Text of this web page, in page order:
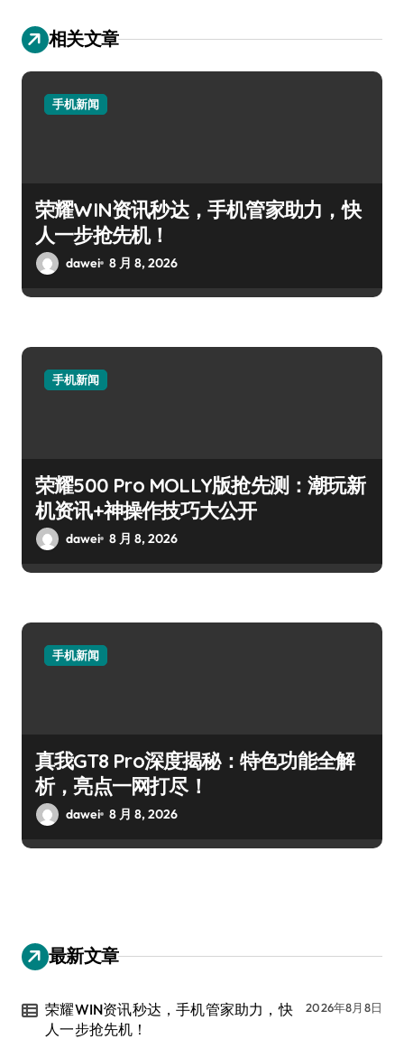
相关文章
手机新闻
荣耀WIN资讯秒达，手机管家助力，快
人一步抢先机！
dawei 8 月 8, 2026
手机新闻
荣耀500 Pro MOLLY版抢先测：潮玩新
机资讯+神操作技巧大公开
dawei 8 月 8, 2026
手机新闻
真我GT8 Pro深度揭秘：特色功能全解
析，亮点一网打尽！
dawei 8 月 8, 2026
最新文章
荣耀WIN资讯秒达，手机管家助力，快
人一步抢先机！
2026年8月8日